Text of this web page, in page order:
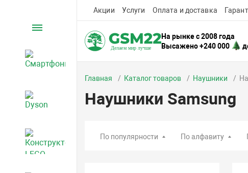
Акции Услуги Оплата и доставка
На рынке с 2008 года
Высажено +240 000
Конструкторы LEGO
Главная Каталог товаров Наушники
Наушники Samsung
По популярности По алфавиту